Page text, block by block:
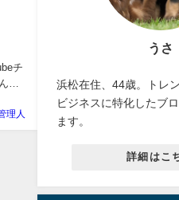
チ
に
理人
うさ
浜松在住、44歳。トレ
ビジネスに特化したブ
ます。
詳細はこ